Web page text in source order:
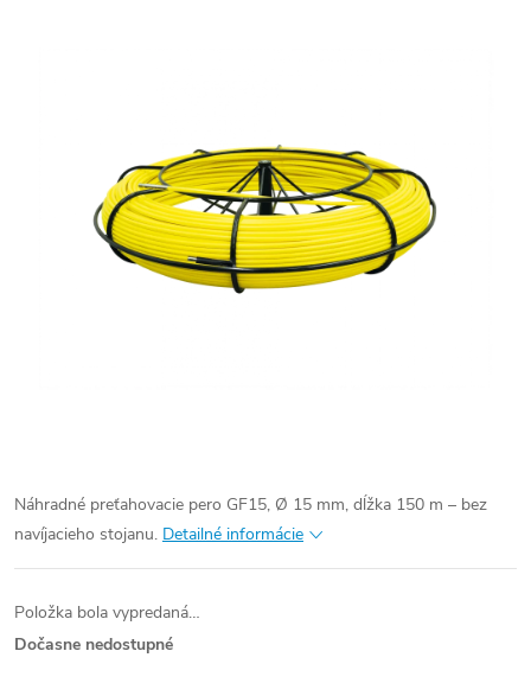
Náhradné preťahovacie pero GF15, Ø 15 mm, dĺžka 150 m – bez
navíjacieho stojanu. Detailné informácie
Položka bola vypredaná…
Dočasne nedostupné